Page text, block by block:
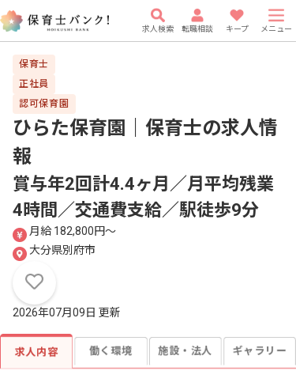
求人検索 転職相談 キープ メニュー
保育士
正社員
認可保育園
ひらた保育園｜保育士の求人情
報
賞与年2回計4.4ヶ月／月平均残業
4時間／交通費支給／駅徒歩9分
月給 182,800円〜
大分県別府市
2026年07月09日 更新
求人内容 働く環境 施設・法人 ギャラリー